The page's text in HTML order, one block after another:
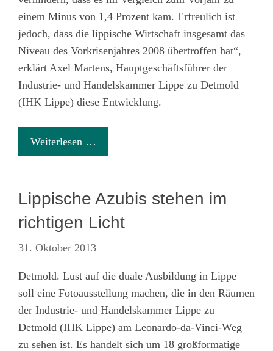
einem Minus von 1,4 Prozent kam. Erfreulich ist
jedoch, dass die lippische Wirtschaft insgesamt das
Niveau des Vorkrisenjahres 2008 übertroffen hat“,
erklärt Axel Martens, Hauptgeschäftsführer der
Industrie- und Handelskammer Lippe zu Detmold
(IHK Lippe) diese Entwicklung.
Weiterlesen …
Lippische Azubis stehen im
richtigen Licht
31. Oktober 2013
Detmold. Lust auf die duale Ausbildung in Lippe
soll eine Fotoausstellung machen, die in den Räumen
der Industrie- und Handelskammer Lippe zu
Detmold (IHK Lippe) am Leonardo-da-Vinci-Weg
zu sehen ist. Es handelt sich um 18 großformatige